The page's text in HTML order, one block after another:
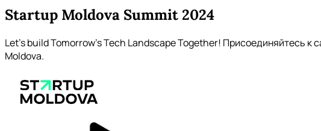
Startup Moldova Summit 2024
Let’s build Tomorrow's Tech Landscape Together! Присоединяйтесь
Moldova.